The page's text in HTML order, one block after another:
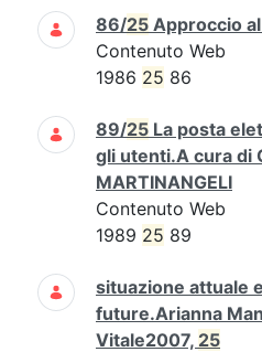
86/25 Approccio al
Contenuto Web
1986 25 86
89/25 La posta
gli utenti.A cura di
MARTINANGELI
Contenuto Web
1989 25 89
situazione attuale
future.Arianna
Vitale2007, 25